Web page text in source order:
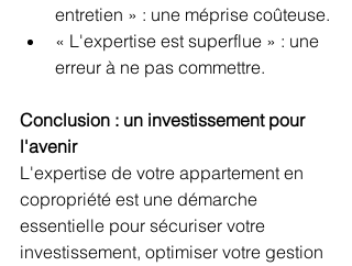
entretien » : une méprise coûteuse.
« L'expertise est superflue » : une
erreur à ne pas commettre.
Conclusion : un investissement pour
l'avenir
L'expertise de votre appartement en
copropriété est une démarche
essentielle pour sécuriser votre
investissement, optimiser votre gestion